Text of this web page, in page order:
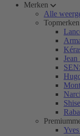
Merken
Alle
Topmerken